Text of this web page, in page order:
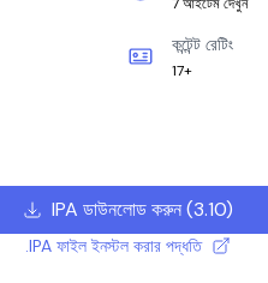
কন্টেন্ট রেটিং
17+
IPA ডাউনলোড করুন(3.10)
.IPA ফাইল ইনস্টল করার পদ্ধতি